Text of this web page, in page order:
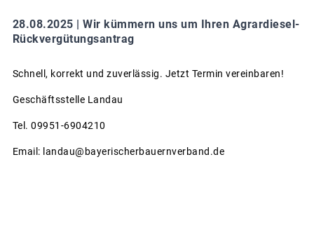
28.08.2025 | Wir kümmern uns um Ihren Agrardiesel-
Rückvergütungsantrag
Schnell, korrekt und zuverlässig. Jetzt Termin vereinbaren!
Geschäftsstelle Landau
Tel. 09951-6904210
Email: landau@bayerischerbauernverband.de